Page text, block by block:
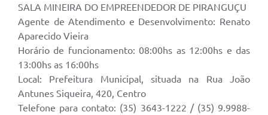
SALA MINEIRA DO EMPREENDEDOR DE PIRANGUÇU
Agente de Atendimento e Desenvolvimento: Renato
Aparecido Vieira
Horário de funcionamento: 08:00hs as 12:00hs e das
13:00hs as 16:00hs
Local: Prefeitura Municipal, situada na Rua João
Antunes Siqueira, 420, Centro
Telefone para contato: (35) 3643-1222 / (35) 9.9988-